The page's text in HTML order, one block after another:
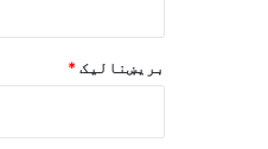
بریښنالیک *